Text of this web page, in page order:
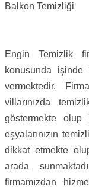
Balkon Temizliği
Engin Temizlik
konusunda
vermektedir.
villarınızda
göstermekte olup
eşyalarınızın
dikkat etmekte
arada
firmamızdan